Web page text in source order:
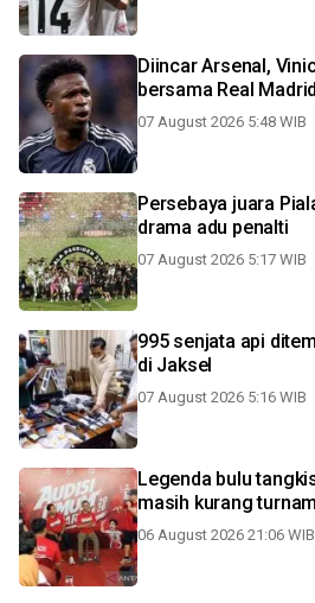
Diincar Arsenal, Vinicius perpanjang
bersama Real Madrid
07 August 2026 5:48 WIB
Persebaya juara
drama adu penalti
07 August 2026 5:17 WIB
995 senjata api
di Jaksel
07 August 2026 5:16 WIB
Legenda bulu
masih kurang
06 August 2026 21:06 WIB